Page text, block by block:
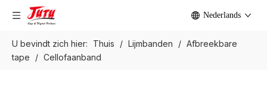
Nederlands
U bevindt zich hier: Thuis / Lijmbanden / Afbreekbare
tape
/ Cellofaanband